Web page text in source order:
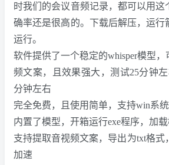
时我们的会议音频记录，都可以用这
确率还是很高的。下载后解压，运行
运行。
软件提供了一个稳定的whisper模型
频文案，且效果强大，测试25分钟
分钟左右
完全免费，且使用简单，支持win系
内置了模型，开箱运行exe程序，加
支持提取音视频文案，导出为txt格式
加速